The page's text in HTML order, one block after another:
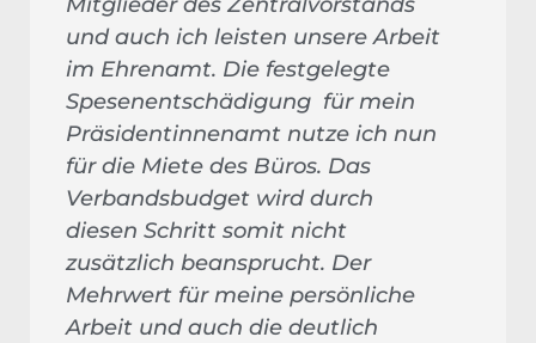
und auch ich leisten unsere Arbeit
im Ehrenamt. Die festgelegte
Spesenentschädigung für mein
Präsidentinnenamt nutze ich nun
für die Miete des Büros. Das
Verbandsbudget wird durch
diesen Schritt somit nicht
zusätzlich beansprucht. Der
Mehrwert für meine persönliche
Arbeit und auch die deutlich